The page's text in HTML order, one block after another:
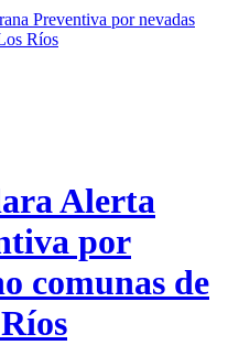
Alerta
por
comunas de